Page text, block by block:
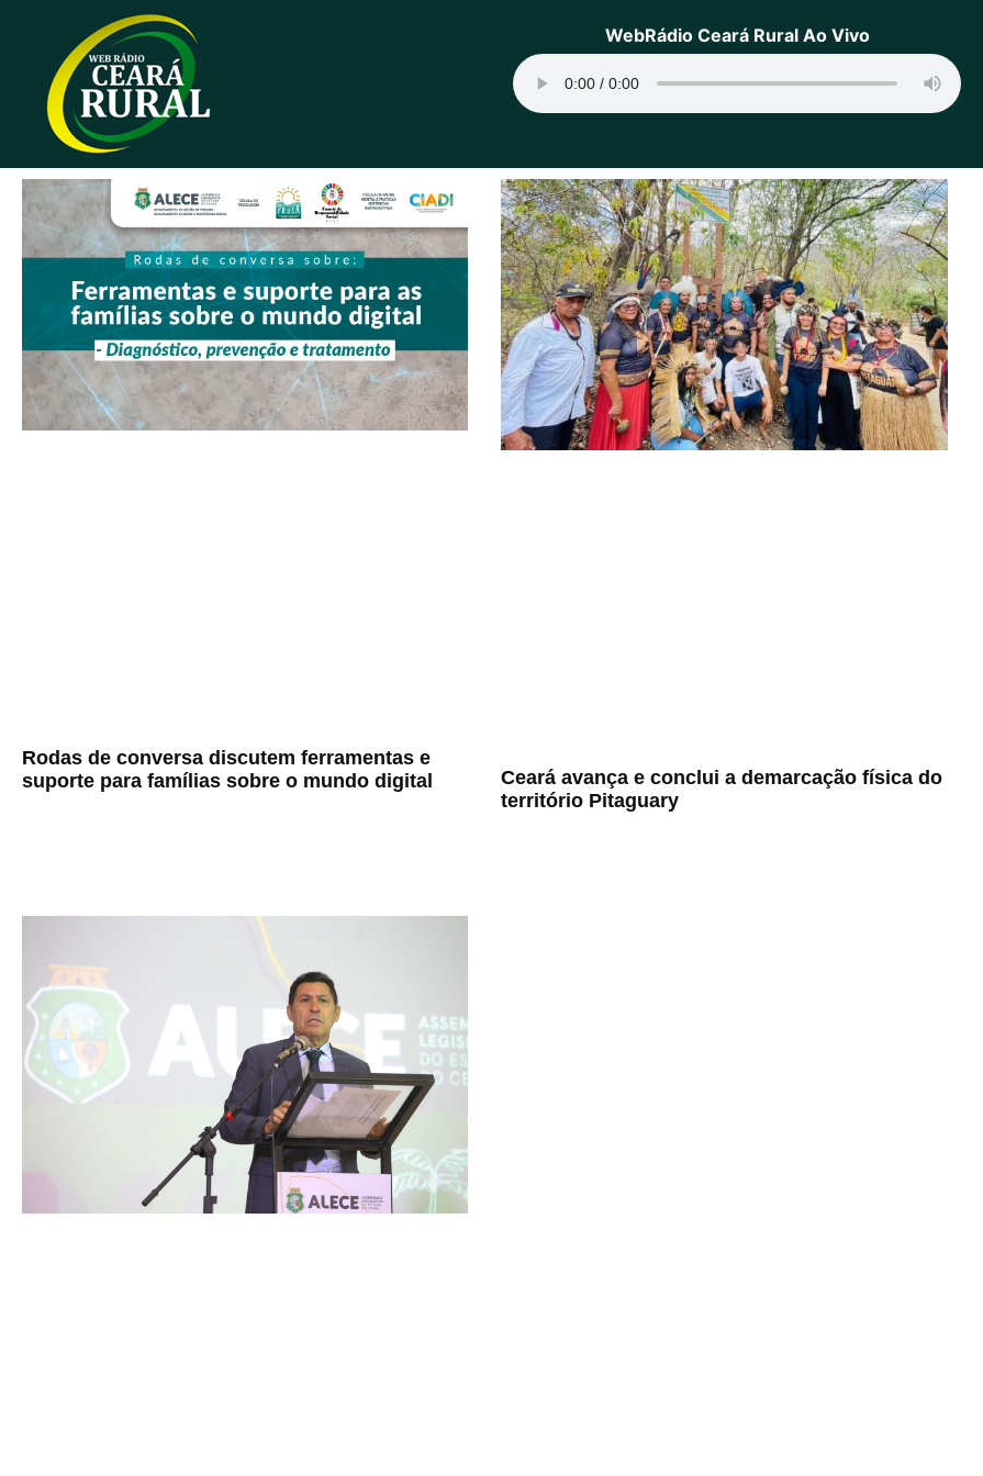
WebRádio Ceará Rural Ao Vivo
Rodas de conversa discutem ferramentas e
suporte para famílias sobre o mundo digital
Ceará avança e conclui a demarcação física do
território Pitaguary